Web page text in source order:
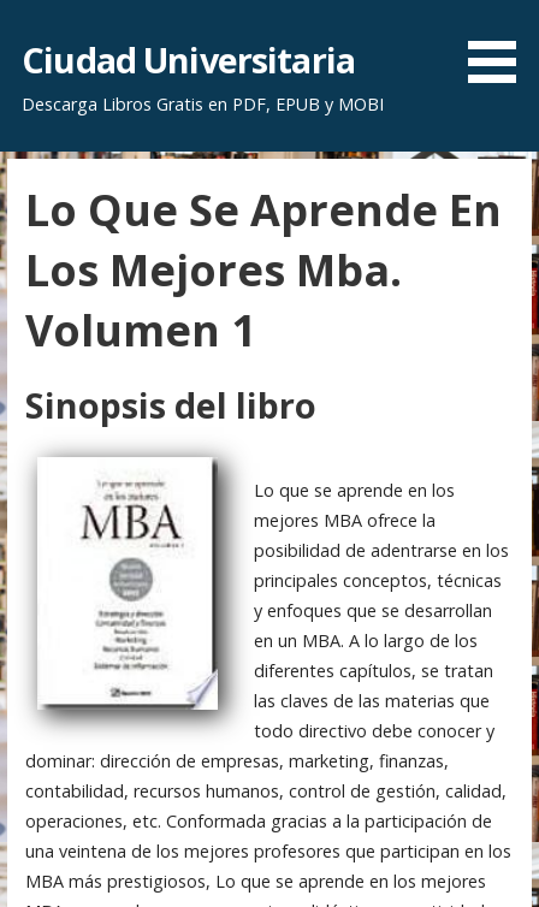
r
a
l
c
o
n
e
n
i
d
o
Ciudad Universitaria
Descarga Libros Gratis en PDF, EPUB y MOBI
Lo Que Se Aprende En
Los Mejores Mba.
Volumen 1
Sinopsis del libro
Lo que se aprende en los
mejores MBA ofrece la
posibilidad de adentrarse en los
principales conceptos, técnicas
y enfoques que se desarrollan
en un MBA. A lo largo de los
diferentes capítulos, se tratan
las claves de las materias que
todo directivo debe conocer y
dominar: dirección de empresas, marketing, finanzas,
contabilidad, recursos humanos, control de gestión, calidad,
operaciones, etc. Conformada gracias a la participación de
una veintena de los mejores profesores que participan en los
MBA más prestigiosos, Lo que se aprende en los mejores